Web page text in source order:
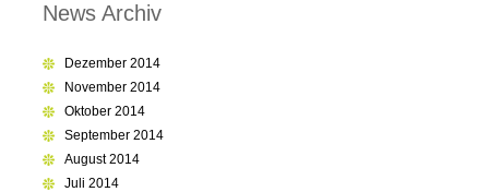
News Archiv
Dezember 2014
November 2014
Oktober 2014
September 2014
August 2014
Juli 2014